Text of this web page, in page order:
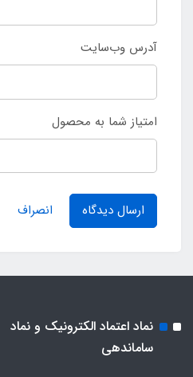
آدرس وب‌سایت
امتیاز شما به محصول
ارسال دیدگاه انصراف
نماد اعتماد الکترونیک و نماد
ساماندهی